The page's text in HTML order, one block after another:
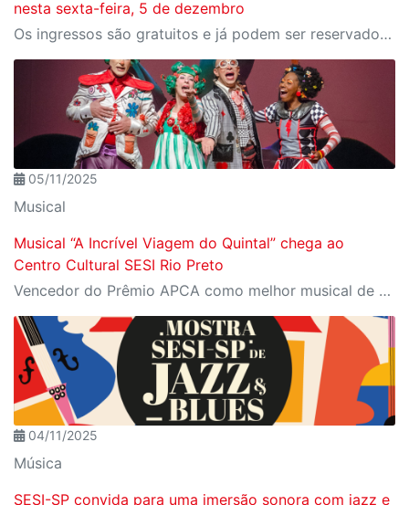
nesta sexta-feira, 5 de dezembro
Os ingressos são gratuitos e já podem ser reservados no site Meu SESI
05/11/2025
Musical
Musical “A Incrível Viagem do Quintal” chega ao
Centro Cultural SESI Rio Preto
Vencedor do Prêmio APCA como melhor musical de 2024, o espetáculo chega para curta temporada no Centro Cultural SESI Rio Preto, com ingressos gratuitos
04/11/2025
Música
SESI-SP convida para uma imersão sonora com jazz e